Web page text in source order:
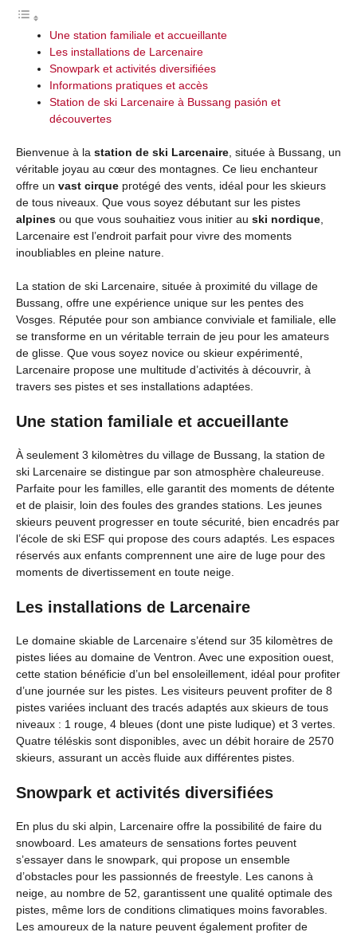
Une station familiale et accueillante
Les installations de Larcenaire
Snowpark et activités diversifiées
Informations pratiques et accès
Station de ski Larcenaire à Bussang pasión et
découvertes
Bienvenue à la station de ski Larcenaire, située à Bussang, un
véritable joyau au cœur des montagnes. Ce lieu enchanteur
offre un vast cirque protégé des vents, idéal pour les skieurs
de tous niveaux. Que vous soyez débutant sur les pistes
alpines ou que vous souhaitiez vous initier au ski nordique,
Larcenaire est l’endroit parfait pour vivre des moments
inoubliables en pleine nature.
La station de ski Larcenaire, située à proximité du village de
Bussang, offre une expérience unique sur les pentes des
Vosges. Réputée pour son ambiance conviviale et familiale, elle
se transforme en un véritable terrain de jeu pour les amateurs
de glisse. Que vous soyez novice ou skieur expérimenté,
Larcenaire propose une multitude d’activités à découvrir, à
travers ses pistes et ses installations adaptées.
Une station familiale et accueillante
À seulement 3 kilomètres du village de Bussang, la station de
ski Larcenaire se distingue par son atmosphère chaleureuse.
Parfaite pour les familles, elle garantit des moments de détente
et de plaisir, loin des foules des grandes stations. Les jeunes
skieurs peuvent progresser en toute sécurité, bien encadrés par
l’école de ski ESF qui propose des cours adaptés. Les espaces
réservés aux enfants comprennent une aire de luge pour des
moments de divertissement en toute neige.
Les installations de Larcenaire
Le domaine skiable de Larcenaire s’étend sur 35 kilomètres de
pistes liées au domaine de Ventron. Avec une exposition ouest,
cette station bénéficie d’un bel ensoleillement, idéal pour profiter
d’une journée sur les pistes. Les visiteurs peuvent profiter de 8
pistes variées incluant des tracés adaptés aux skieurs de tous
niveaux : 1 rouge, 4 bleues (dont une piste ludique) et 3 vertes.
Quatre téléskis sont disponibles, avec un débit horaire de 2570
skieurs, assurant un accès fluide aux différentes pistes.
Snowpark et activités diversifiées
En plus du ski alpin, Larcenaire offre la possibilité de faire du
snowboard. Les amateurs de sensations fortes peuvent
s’essayer dans le snowpark, qui propose un ensemble
d’obstacles pour les passionnés de freestyle. Les canons à
neige, au nombre de 52, garantissent une qualité optimale des
pistes, même lors de conditions climatiques moins favorables.
Les amoureux de la nature peuvent également profiter de